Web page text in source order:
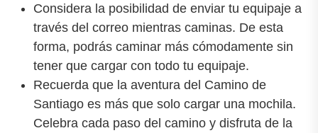
Considera la posibilidad de enviar tu equipaje a
través del correo mientras caminas. De esta
forma, podrás caminar más cómodamente sin
tener que cargar con todo tu equipaje.
Recuerda que la aventura del Camino de
Santiago es más que solo cargar una mochila.
Celebra cada paso del camino y disfruta de la